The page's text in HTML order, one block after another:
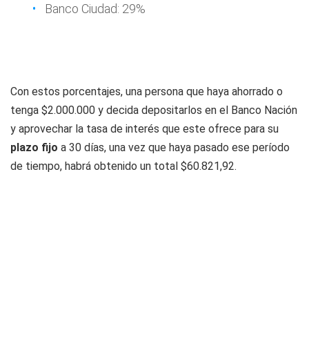
Banco Ciudad: 29%
Con estos porcentajes, una persona que haya ahorrado o
tenga $2.000.000 y decida depositarlos en el Banco Nación
y aprovechar la tasa de interés que este ofrece para su
plazo fijo a 30 días, una vez que haya pasado ese período
de tiempo, habrá obtenido un total $60.821,92.